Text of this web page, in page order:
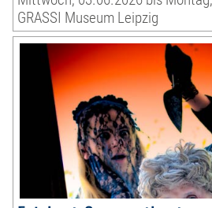
GRASSI Museum Leipzig